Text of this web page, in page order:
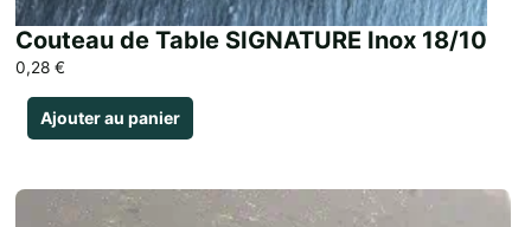
Couteau de Table SIGNATURE Inox 18/10
0,28 €
Ajouter au panier